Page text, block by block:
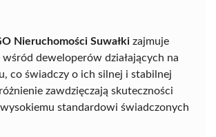
Nieruchomości Suwałki zajmuje
deweloperów działających na
co świadczy o ich silnej i stabilnej
zawdzięczają skuteczności
wysokiemu standardowi świadczonych